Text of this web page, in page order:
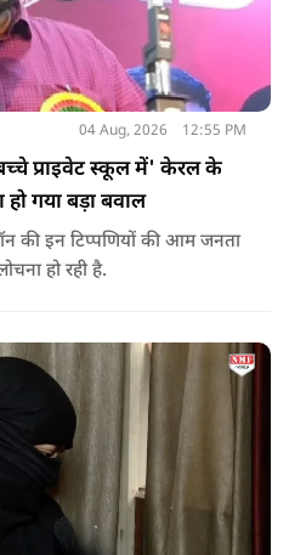
04 Aug, 2026 12:55 PM
प्राइवेट स्कूल में' केरल के
हो गया बड़ा बवाल
की इन टिप्पणियों की आम जनता
हो रही है.